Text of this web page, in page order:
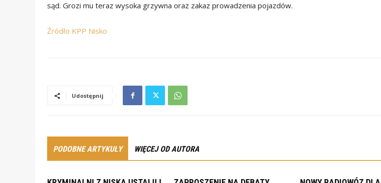
sąd. Grozi mu teraz wysoka grzywna oraz zakaz prowadzenia pojazdów.
Źródło KPP Nisko
Udostępnij
PODOBNE ARTYKUŁY WIĘCEJ OD AUTORA